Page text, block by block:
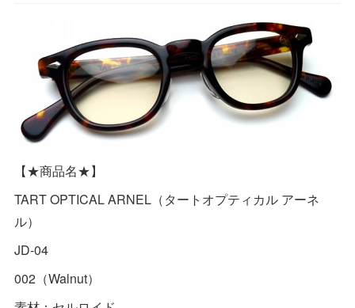
【★商品名★】
TART OPTICAL ARNEL（タートオプティカル アーネ
ル）
JD-04
002（Walnut）